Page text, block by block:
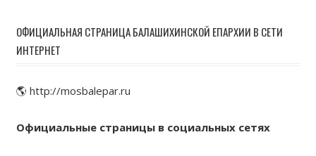
ОФИЦИАЛЬНАЯ СТРАНИЦА БАЛАШИХИНСКОЙ ЕПАРХИИ В СЕТИ
ИНТЕРНЕТ
🌎 http://mosbalepar.ru
Официальные страницы в социальных сетях